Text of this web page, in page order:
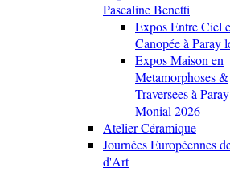
Pascaline Benetti
Expos Entre Ciel
Canopée à Paray
Expos Maison en
Metamorphoses &
Traversees à
Monial 2026
Atelier Céramique
Journées Européennes
d'Art